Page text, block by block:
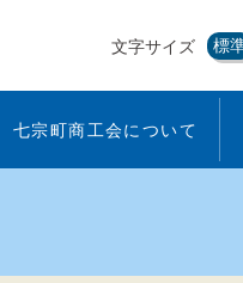
文字サイズ 標
七宗町商工会について